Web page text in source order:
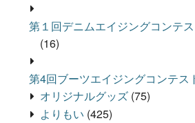
第１回デニムエイジングコンテス
(16)
第4回ブーツエイジングコンテス
オリジナルグッズ (75)
よりもい (425)